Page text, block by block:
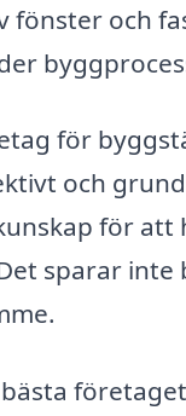
fönster och
för
och
för
sparar inte